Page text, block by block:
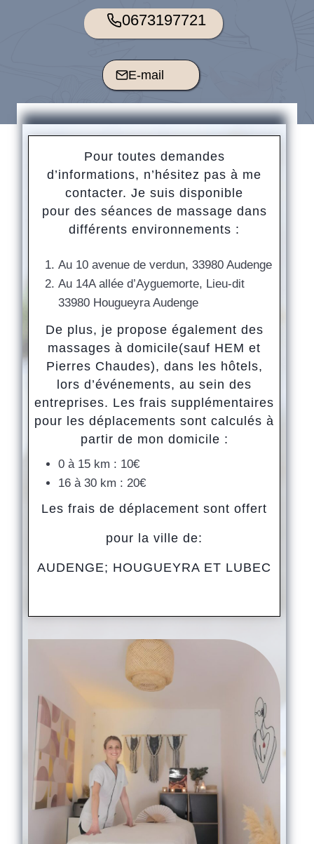
0673197721
E-mail
Pour toutes demandes
d’informations, n’hésitez pas à me
contacter. Je suis disponible
pour des séances de massage dans
différents environnements :
Au 10 avenue de verdun, 33980 Audenge
Au 14A allée d’Ayguemorte, Lieu-dit
33980 Hougueyra Audenge
De plus, je propose également des
massages à domicile(sauf HEM et
Pierres Chaudes), dans les hôtels,
lors d’événements, au sein des
entreprises. Les frais supplémentaires
pour les déplacements sont calculés à
partir de mon domicile :
0 à 15 km : 10€
16 à 30 km : 20€
Les frais de déplacement sont offert
pour la ville de:
AUDENGE; HOUGUEYRA ET LUBEC